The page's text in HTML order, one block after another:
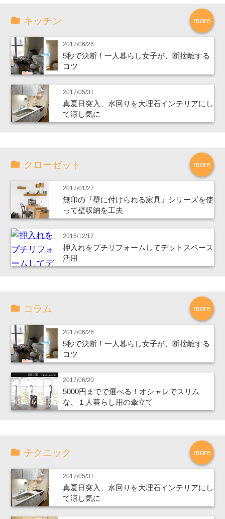
more
キッチン
2017/06/26
5秒で決断！一人暮らし女子が、断捨離する
コツ
2017/05/31
真夏日突入、水回りを大理石インテリアにし
て涼し気に
more
クローゼット
2017/01/27
無印の『壁に付けられる家具』シリーズを使
って壁収納を工夫
2016/12/17
押入れをプチリフォームしてデットスペース
活用
more
コラム
2017/06/26
5秒で決断！一人暮らし女子が、断捨離する
コツ
2017/06/20
5000円までで選べる！オシャレでスリム
な、１人暮らし用の傘立て
more
テクニック
2017/05/31
真夏日突入、水回りを大理石インテリアにし
て涼し気に